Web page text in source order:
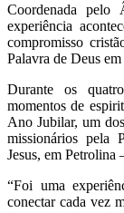
Coordenada
experiência
compromisso
Palavra de Deus
Durante os
momentos de
Ano Jubilar, um
missionários pela
Jesus, em Petrolina
“Foi uma
conectar cada vez